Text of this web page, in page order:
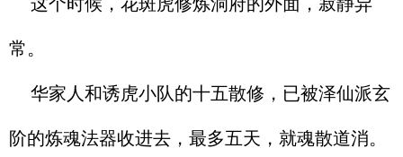
常。
华家人和诱虎小队的十五散修，已被泽仙派玄
阶的炼魂法器收进去，最多五天，就魂散道消。